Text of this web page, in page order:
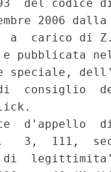
codice di
2006
a  carico
e pubblicata
speciale,
consiglio
d'appello
111,
di